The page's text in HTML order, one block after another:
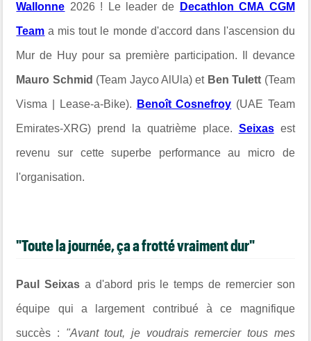
Wallonne 2026 ! Le leader de Decathlon CMA CGM
Team a mis tout le monde d'accord dans l'ascension du
Mur de Huy pour sa première participation. Il devance
Mauro Schmid (Team Jayco AlUla) et Ben Tulett (Team
Visma | Lease-a-Bike). Benoît Cosnefroy (UAE Team
Emirates-XRG) prend la quatrième place. Seixas est
revenu sur cette superbe performance au micro de
l'organisation.
"Toute la journée, ça a frotté vraiment dur"
Paul Seixas a d'abord pris le temps de remercier son
équipe qui a largement contribué à ce magnifique
succès : "Avant tout, je voudrais remercier tous mes